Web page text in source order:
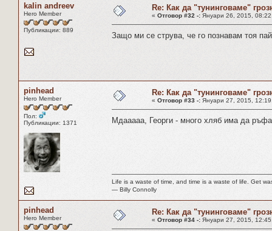
kalin andreev
Hero Member
Публикации: 889
Re: Как да "тунинговаме"
« Отговор #32 -: Януари 26, 2015,
Защо ми се струва, че го познавам тоя
pinhead
Hero Member
Пол:
Публикации: 1371
Re: Как да "тунинговаме"
« Отговор #33 -: Януари 27, 2015,
Мдааааа, Георги - много хляб има да
Life is a waste of time, and time is a waste of life. Get
― Billy Connolly
pinhead
Hero Member
Re: Как да "тунинговаме"
« Отговор #34 -: Януари 27, 2015,